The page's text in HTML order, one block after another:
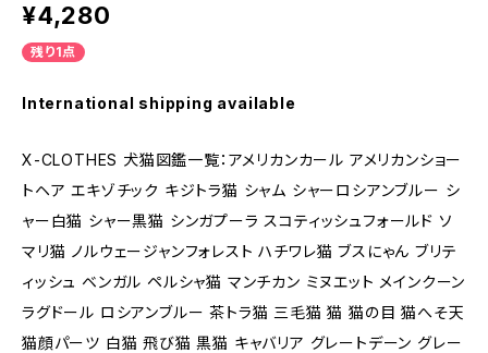
¥4,280
残り1点
International shipping available
X-CLOTHES 犬猫図鑑一覧：アメリカンカール アメリカンショー
トヘア エキゾチック キジトラ猫 シャム シャーロシアンブルー シ
ャー白猫 シャー黒猫 シンガプーラ スコティッシュフォールド ソ
マリ猫 ノルウェージャンフォレスト ハチワレ猫 ブスにゃん ブリテ
ィッシュ ベンガル ペルシャ猫 マンチカン ミヌエット メインクーン
ラグドール ロシアンブルー 茶トラ猫 三毛猫 猫 猫の目 猫へそ天
猫顔パーツ 白猫 飛び猫 黒猫 キャバリア グレートデーン グレー